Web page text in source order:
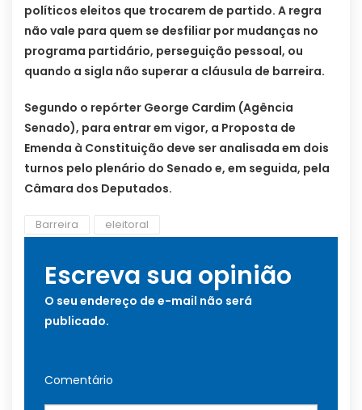
políticos eleitos que trocarem de partido. A regra
não vale para quem se desfiliar por mudanças no
programa partidário, perseguição pessoal, ou
quando a sigla não superar a cláusula de barreira.
Segundo o repórter George Cardim (Agência
Senado), para entrar em vigor, a Proposta de
Emenda à Constituição deve ser analisada em dois
turnos pelo plenário do Senado e, em seguida, pela
Câmara dos Deputados.
Barreira eleitoral
Escreva sua opinião
O seu endereço de e-mail não será
publicado.
Comentário